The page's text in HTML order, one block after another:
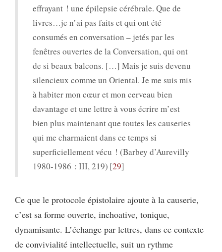
effrayant ! une épilepsie cérébrale. Que de
livres…je n’ai pas faits et qui ont été
consumés en conversation – jetés par les
fenêtres ouvertes de la Conversation, qui ont
de si beaux balcons. […] Mais je suis devenu
silencieux comme un Oriental. Je me suis mis
à habiter mon cœur et mon cerveau bien
davantage et une lettre à vous écrire m’est
bien plus maintenant que toutes les causeries
qui me charmaient dans ce temps si
superficiellement vécu ! (Barbey d’Aurevilly
1980-1986 : III, 219) 29
Ce que le protocole épistolaire ajoute à la causerie,
c’est sa forme ouverte, inchoative, tonique,
dynamisante. L’échange par lettres, dans ce contexte
de convivialité intellectuelle, suit un rythme